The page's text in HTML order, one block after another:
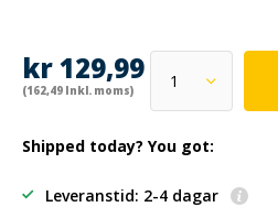
kr 129,99
(162,49 Inkl. moms)
Shipped today? You got:
Leveranstid: 2-4 dagar